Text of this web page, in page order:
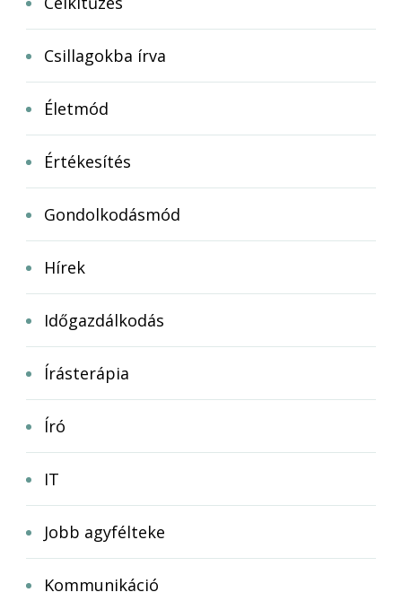
Csillagokba írva
Életmód
Értékesítés
Gondolkodásmód
Hírek
Időgazdálkodás
Írásterápia
Író
IT
Jobb agyfélteke
Kommunikáció